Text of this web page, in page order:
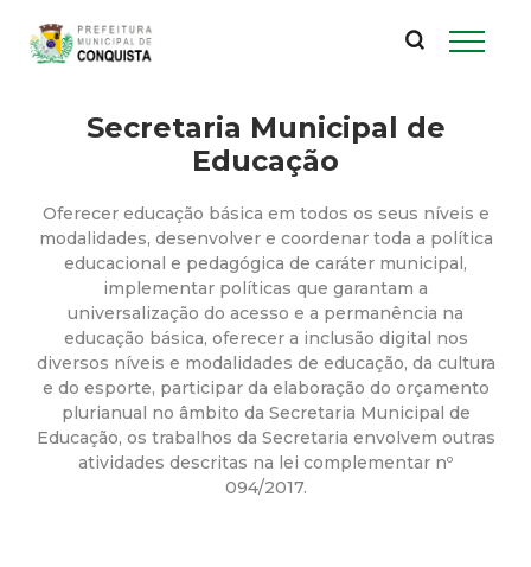
conteúdo
principal
P
f
e
t
u
Secretaria Municipal de
Educação
Oferecer educação básica em todos os seus níveis e
modalidades, desenvolver e coordenar toda a política
educacional e pedagógica de caráter municipal,
implementar políticas que garantam a
universalização do acesso e a permanência na
educação básica, oferecer a inclusão digital nos
diversos níveis e modalidades de educação, da cultura
e do esporte, participar da elaboração do orçamento
plurianual no âmbito da Secretaria Municipal de
Educação, os trabalhos da Secretaria envolvem outras
atividades descritas na lei complementar nº
094/2017.